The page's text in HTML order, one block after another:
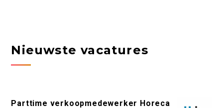
Nieuwste vacatures
Parttime verkoopmedewerker Horeca